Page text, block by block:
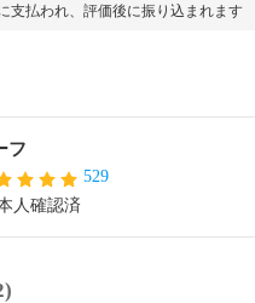
支払われ、評価後に振り込まれます
フ
529
人確認済